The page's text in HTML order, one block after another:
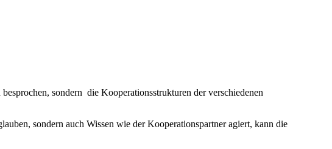
sondern die Kooperationsstrukturen der verschiedenen
sondern auch Wissen wie der Kooperationspartner agiert, kann die